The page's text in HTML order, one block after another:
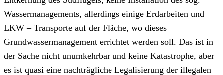
Wassermanagements, allerdings einige Erdarbeiten und
LKW – Transporte auf der Fläche, wo dieses
Grundwassermanagement errichtet werden soll. Das ist in
der Sache nicht unumkehrbar und keine Katastrophe, aber
es ist quasi eine nachträgliche Legalisierung der illegalen